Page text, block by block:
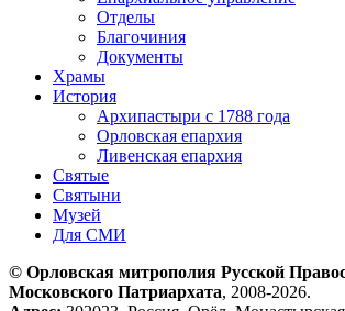
Отделы
Благочиния
Документы
Храмы
История
Архипастыри с 1788 года
Орловская епархия
Ливенская епархия
Святые
Святыни
Музей
Для СМИ
© Орловская митрополия Русской
Московского Патриархата, 2008-2026.